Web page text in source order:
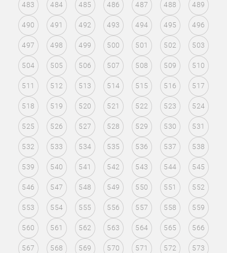
483 484 485 486 487 488 489
490 491 492 493 494 495 496
497 498 499 500 501 502 503
504 505 506 507 508 509 510
511 512 513 514 515 516 517
518 519 520 521 522 523 524
525 526 527 528 529 530 531
532 533 534 535 536 537 538
539 540 541 542 543 544 545
546 547 548 549 550 551 552
553 554 555 556 557 558 559
560 561 562 563 564 565 566
567 568 569 570 571 572 573